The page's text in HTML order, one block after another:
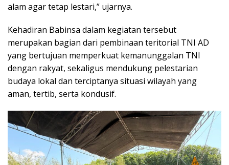
alam agar tetap lestari,” ujarnya.
Kehadiran Babinsa dalam kegiatan tersebut
merupakan bagian dari pembinaan teritorial TNI AD
yang bertujuan memperkuat kemanunggalan TNI
dengan rakyat, sekaligus mendukung pelestarian
budaya lokal dan terciptanya situasi wilayah yang
aman, tertib, serta kondusif.